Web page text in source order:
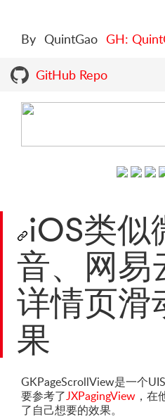
By QuintGao GH:
GitHub Repo
iOS类似
音、网易
详情页滑
果
GKPageScrollView是一个
要参考了JXPagingView ，
了自己想要的效果。